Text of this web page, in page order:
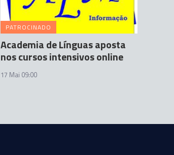
PATROCINADO
Academia de Línguas aposta
nos cursos intensivos online
17 Mai 09:00